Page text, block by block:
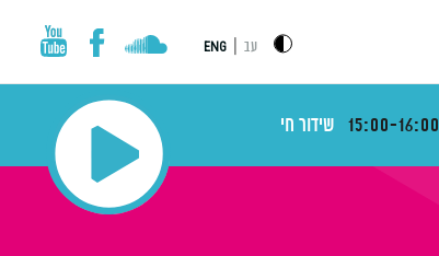
עב ENG
15:00-16:00 שידור חי